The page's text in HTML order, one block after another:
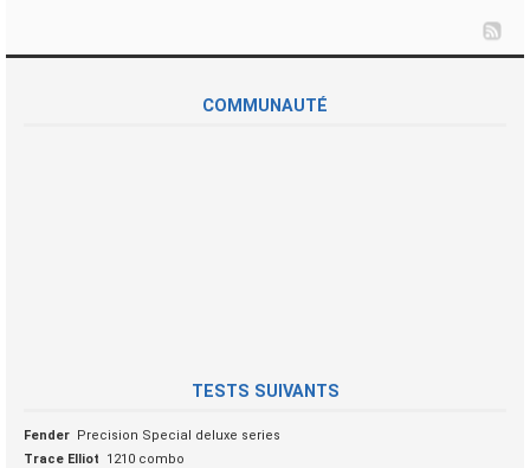
COMMUNAUTÉ
TESTS SUIVANTS
Fender Precision Special deluxe series
Trace Elliot
1210 combo